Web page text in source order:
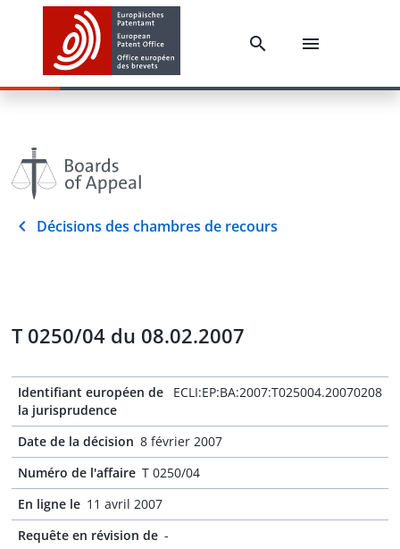
Décisions des chambres de recours
T 0250/04 du 08.02.2007
Identifiant européen de
la jurisprudence
ECLI:EP:BA:2007:T025004.20070208
Date de la décision 8 février 2007
Numéro de l'affaire T 0250/04
En ligne le 11 avril 2007
Requête en révision de -